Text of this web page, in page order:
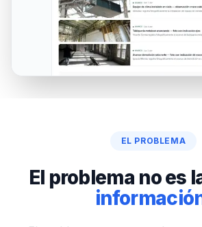
EL PROBLEMA
El problema no es